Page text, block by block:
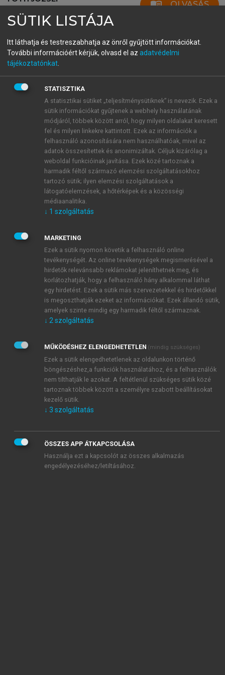
Világföldrajz
menu_book OLVASÁS
Horvátország a Balkán-félsziget északnyugati
szegletében helyezkedik el. Jellege szerint kapcsolati
terület, mely a közép-európai és a délkelet-európai
térséget köti össze. Részlegesen, vagy egészében a
Balkán minden lehatárolási koncepciójában szerepel.
A Dráva, a Száva, a Kulpa mint határfolyók érintik
területét. Keleti határán a Duna folyik. Történeti
fejlődése bonyolult és összetett. A horvát
letelepedésről kevés biztosat lehet tudni.
Bíborbanszületett Konstantin „szklavín” népei között
minden bizonnyal ott voltak a mai horvátok ősei is. A
jelenlegi többségi vélemény szerint a VII. század
elején érkeztek a Dinári-hegység környékére. A
szállásterületük kiterjedése az eltelt századok alatt
többször is jelentősen változott. Két politikai
központjuk alakult ki, melynek örökségeként ma is
két hagyományos geopolitikai térségre oszlik a
horvát tér, Tengermelléki és Pannon Horvátországra
(egyesek szerint egy harmadik ilyen terület Bosznia
volt!). A kettő közül a mediterrán volt az elsődleges
központ. A nyugati rítusú kereszténység felvételével,
megkoronázásával, a két állam egyesítésével létrejött
a mai Horvátország őse. Az állam határai pontosan
nem ismertek, de egyes vélemények szerint északon a
Dráváig, keleten a Drináig terjedhetett. Egy rövid
virágzás után 1091-től a magyar királyok
fennhatósága alá került. Vitatott kérdés, hogy
(Pacta Conventa) volt-e a további együttélés alapja
(ráadásul egymást nem is zárja ki feltétlenül a két
lehetőség).
SÜTIK LISTÁJA
Itt láthatja és testreszabhatja az önről gyűjtött információkat.
További információért kérjük, olvasd el az adatvédelmi
tájékoztatónkat
STATISZTIKA
A statisztikai sütiket „teljesítménysütiknek” is nevezik. Ezek a
sütik információkat gyűjtenek a webhely használatának
módjáról, többek között arról, hogy milyen oldalakat keresett
fel és milyen linkekre kattintott. Ezek az információk a
felhasználó azonosítására nem használhatóak, mivel az
adatok összesítettek és anonimizáltak. Céljuk kizárólag a
weboldal funkcióinak javítása. Ezek közé tartoznak a
harmadik féltől származó elemzési szolgáltatásokhoz
tartozó sütik; ilyen elemzési szolgáltatások a
látogatóelemzések, a hőtérképek és a közösségi
médiaanalitika.
↓ 1 szolgáltatás
MARKETING
Ezek a sütik nyomon követik a felhasználó online
tevékenységét. Az online tevékenységek megismerésével a
hirdetők relevánsabb reklámokat jeleníthetnek meg, és
korlátozhatják, hogy a felhasználó hány alkalommal láthat
egy hirdetést. Ezek a sütik más szervezetekkel és hirdetőkkel
is megoszthatják ezeket az információkat. Ezek állandó sütik,
amelyek szinte mindig egy harmadik féltől származnak.
↓ 2 szolgáltatás
MŰKÖDÉSHEZ ELENGEDHETETLEN (mindig szükséges)
Ezek a sütik elengedhetetlenek az oldalunkon történő
böngészéshez,a funkciók használatához, és a felhasználók
nem tilthatják le azokat. A feltétlenül szükséges sütik közé
tartoznak többek között a személyre szabott beállításokat
kezelő sütik.
↓ 3 szolgáltatás
ÖSSZES APP ÁTKAPCSOLÁSA
Használja ezt a kapcsolót az összes alkalmazás
engedélyezéséhez/letiltásához.